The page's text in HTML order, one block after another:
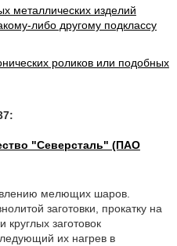
металлических изделий
либо другому подклассу
роликов или подобных
"Северсталь" (ПАО
мелющих шаров.
заготовки, прокатку на
круглых заготовок
их нагрев в